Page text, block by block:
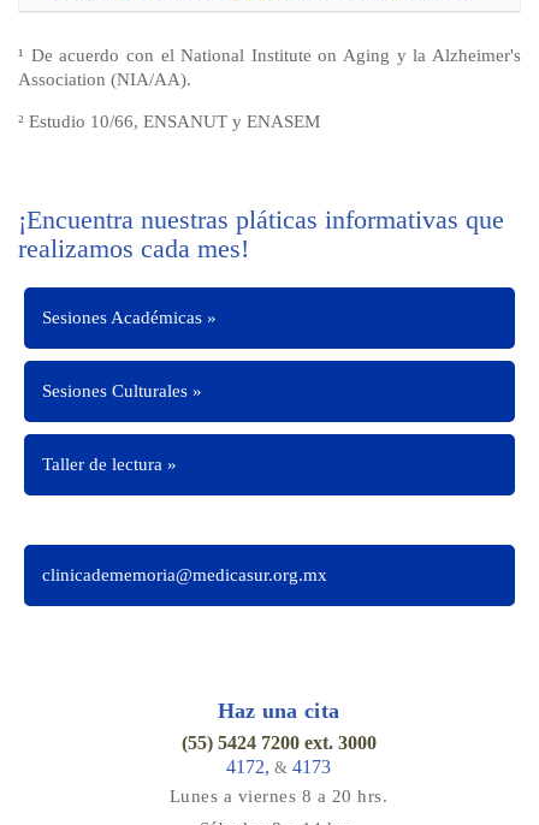
¹ De acuerdo con el National Institute on Aging y la Alzheimer's
Association (NIA/AA).
² Estudio 10/66, ENSANUT y ENASEM
¡Encuentra nuestras pláticas informativas que
realizamos cada mes!
Sesiones Académicas »
Sesiones Culturales »
Taller de lectura »
clinicadememoria@medicasur.org.mx
Haz una cita
(55) 5424 7200 ext. 3000
4172, & 4173
Lunes a viernes 8 a 20 hrs.